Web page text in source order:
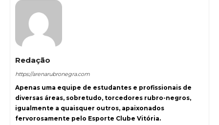
Redação
https://arenarubronegra.com
Apenas uma equipe de estudantes e profissionais de
diversas áreas, sobretudo, torcedores rubro-negros,
igualmente a quaisquer outros, apaixonados
fervorosamente pelo Esporte Clube Vitória.